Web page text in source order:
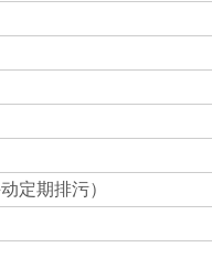
定期排污）